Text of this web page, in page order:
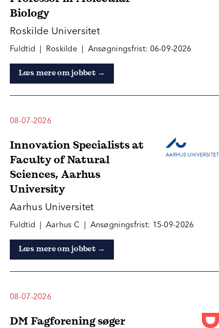
Biology
Roskilde Universitet
Fuldtid | Roskilde | Ansøgningsfrist: 06-09-2026
Læs mere om jobbet →
08-07-2026
Innovation Specialists at
Faculty of Natural
Sciences, Aarhus
University
Aarhus Universitet
Fuldtid | Aarhus C | Ansøgningsfrist: 15-09-2026
Læs mere om jobbet →
08-07-2026
DM Fagforening søger